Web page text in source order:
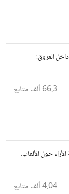
العروق!
66.3 ألف متابع
حول الألعاب.
4.04 ألف متابع